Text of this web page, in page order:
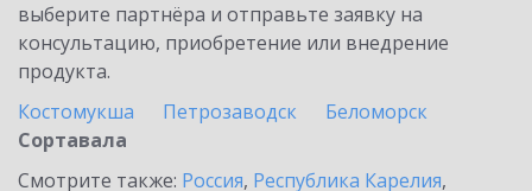
выберите партнёра и отправьте заявку на
консультацию, приобретение или внедрение
продукта.
Костомукша
Петрозаводск
Беломорск
Сортавала
Смотрите также: Россия, Республика Карелия,